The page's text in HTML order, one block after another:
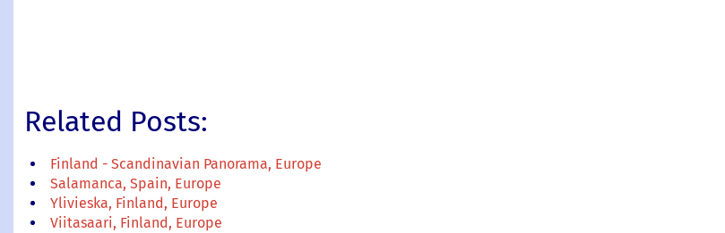
Related Posts:
Finland - Scandinavian Panorama, Europe
Salamanca, Spain, Europe
Ylivieska, Finland, Europe
Viitasaari, Finland, Europe